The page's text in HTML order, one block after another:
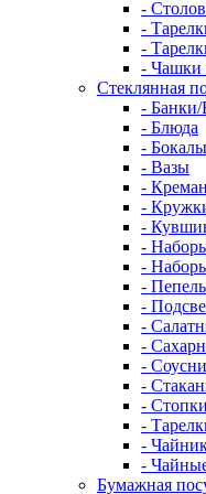
-
-
-
- Чашки
Стеклянная
- Банки/
- Блюда
-
- Вазы
-
-
-
-
-
-
-
-
-
-
-
-
-
-
-
Бумажная